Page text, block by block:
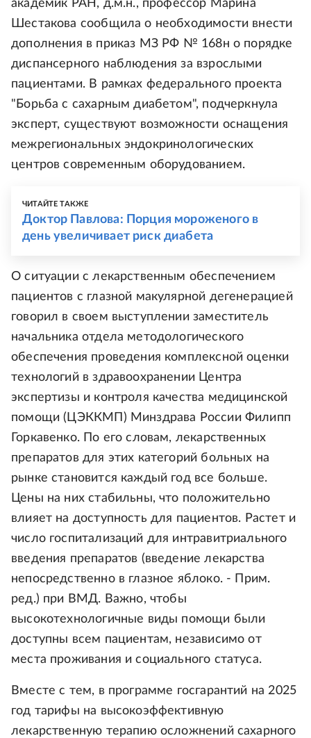
академик РАН, д.м.н., профессор Марина
Шестакова сообщила о необходимости внести
дополнения в приказ МЗ РФ № 168н о порядке
диспансерного наблюдения за взрослыми
пациентами. В рамках федерального проекта
"Борьба с сахарным диабетом", подчеркнула
эксперт, существуют возможности оснащения
межрегиональных эндокринологических
центров современным оборудованием.
ЧИТАЙТЕ ТАКЖЕ
Доктор Павлова: Порция мороженого в
день увеличивает риск диабета
О ситуации с лекарственным обеспечением
пациентов с глазной макулярной дегенерацией
говорил в своем выступлении заместитель
начальника отдела методологического
обеспечения проведения комплексной оценки
технологий в здравоохранении Центра
экспертизы и контроля качества медицинской
помощи (ЦЭККМП) Минздрава России Филипп
Горкавенко. По его словам, лекарственных
препаратов для этих категорий больных на
рынке становится каждый год все больше.
Цены на них стабильны, что положительно
влияет на доступность для пациентов. Растет и
число госпитализаций для интравитриального
введения препаратов (введение лекарства
непосредственно в глазное яблоко. - Прим.
ред.) при ВМД. Важно, чтобы
высокотехнологичные виды помощи были
доступны всем пациентам, независимо от
места проживания и социального статуса.
Вместе с тем, в программе госгарантий на 2025
год тарифы на высокоэффективную
лекарственную терапию осложнений сахарного